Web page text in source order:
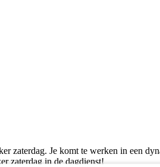
zaterdag. Je komt te werken in een
zaterdag in de dagdienst!